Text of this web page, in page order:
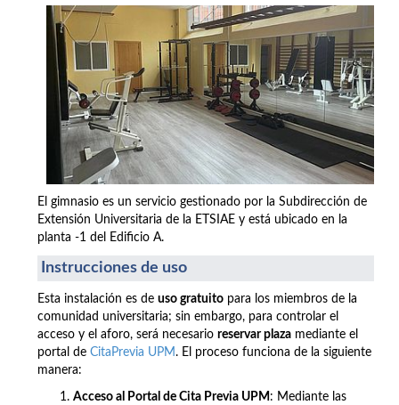
El gimnasio es un servicio gestionado por la Subdirección de
Extensión Universitaria de la ETSIAE y está ubicado en la
planta -1 del Edificio A.
Instrucciones de uso
Esta instalación es de uso gratuito para los miembros de la
comunidad universitaria; sin embargo, para controlar el
acceso y el aforo, será necesario reservar plaza mediante el
portal de CitaPrevia UPM. El proceso funciona de la siguiente
manera:
Acceso al Portal de Cita Previa UPM : Mediante las